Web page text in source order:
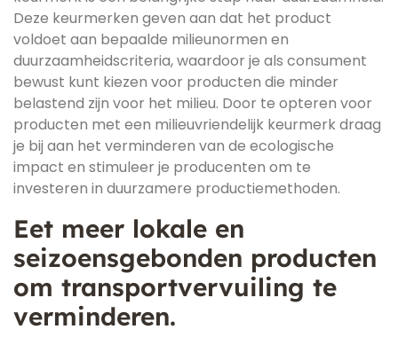
Deze keurmerken geven aan dat het product
voldoet aan bepaalde milieunormen en
duurzaamheidscriteria, waardoor je als consument
bewust kunt kiezen voor producten die minder
belastend zijn voor het milieu. Door te opteren voor
producten met een milieuvriendelijk keurmerk draag
je bij aan het verminderen van de ecologische
impact en stimuleer je producenten om te
investeren in duurzamere productiemethoden.
Eet meer lokale en
seizoensgebonden producten
om transportvervuiling te
verminderen.